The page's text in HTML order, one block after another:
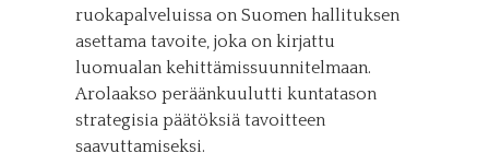
ruokapalveluissa on Suomen hallituksen
asettama tavoite, joka on kirjattu
luomualan kehittämissuunnitelmaan.
Arolaakso peräänkuulutti kuntatason
strategisia päätöksiä tavoitteen
saavuttamiseksi.